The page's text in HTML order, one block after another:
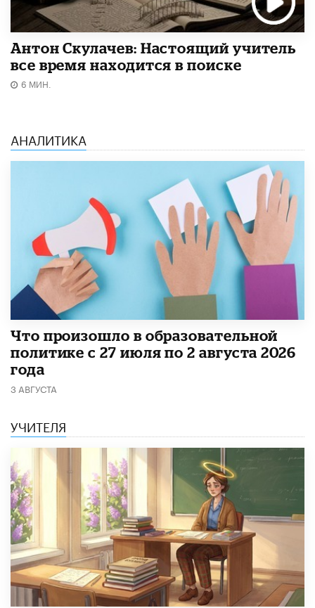
Антон Скулачев: Настоящий учитель
все время находится в поиске
6 МИН.
АНАЛИТИКА
​Что произошло в образовательной
политике с 27 июля по 2 августа 2026
года
3 АВГУСТА
УЧИТЕЛЯ